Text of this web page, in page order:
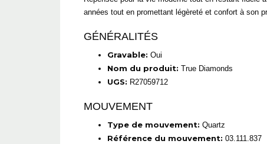
années tout en promettant légèreté et confort à son
GÉNÉRALITÉS
Gravable: Oui
Nom du produit: True Diamonds
UGS: R27059712
MOUVEMENT
Type de mouvement: Quartz
Référence du mouvement: 03.111.837